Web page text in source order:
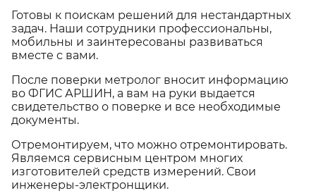
Готовы к поискам решений для нестандартных
задач. Наши сотрудники профессиональны,
мобильны и заинтересованы развиваться
вместе с вами.
После поверки метролог вносит информацию
во ФГИС АРШИН, а вам на руки выдается
свидетельство о поверке и все необходимые
документы.
Отремонтируем, что можно отремонтировать.
Являемся сервисным центром многих
изготовителей средств измерений. Свои
инженеры-электронщики.